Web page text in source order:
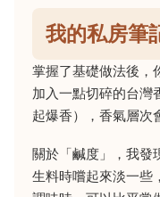
我的私房筆
掌握了基礎做法後，
加入一點切碎的台灣
起爆香），香氣層次
關於「鹹度」，我發
生料時嚐起來淡一些